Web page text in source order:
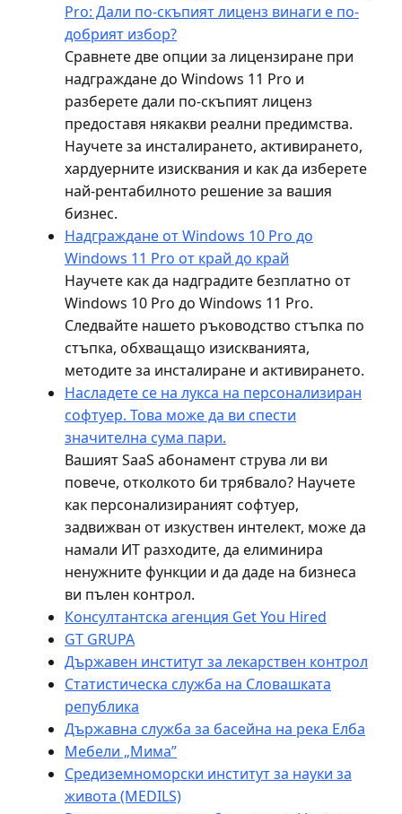
Pro: Дали по-скъпият лиценз винаги е по-
добрият избор?
Сравнете две опции за лицензиране при
надграждане до Windows 11 Pro и
разберете дали по-скъпият лиценз
предоставя някакви реални предимства.
Научете за инсталирането, активирането,
хардуерните изисквания и как да изберете
най-рентабилното решение за вашия
бизнес.
Надграждане от Windows 10 Pro до
Windows 11 Pro от край до край
Научете как да надградите безплатно от
Windows 10 Pro до Windows 11 Pro.
Следвайте нашето ръководство стъпка по
стъпка, обхващащо изискванията,
методите за инсталиране и активирането.
Насладете се на лукса на персонализиран
софтуер. Това може да ви спести
значителна сума пари.
Вашият SaaS абонамент струва ли ви
повече, отколкото би трябвало? Научете
как персонализираният софтуер,
задвижван от изкуствен интелект, може да
намали ИТ разходите, да елиминира
ненужните функции и да даде на бизнеса
ви пълен контрол.
Консултантска агенция Get You Hired
GT GRUPA
Държавен институт за лекарствен контрол
Статистическа служба на Словашката
република
Държавна служба за басейна на река Елба
Мебели „Мима”
Средиземноморски институт за науки за
живота (MEDILS)